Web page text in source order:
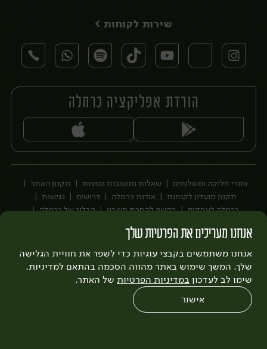
יח׳
אנחנו מעריכים את הפרטיות שלך
אנחנו משתמשים בקבצי עוגיות כדי לשפר את חוויית הגלישה
שלך. המשך שימוש באתר מהווה הסכמה בהתאם למדיניות.
שימו לב לעדכון במדיניות הפרטיות של האתר.
אישור
שירות לקוחות >
הורדת אפליקציה כרמלה
אזורי חלוקה ומשלוחים שאלות ותשובות נפוצות
תקנון האתר
תקנון מועדון לקוחות
אודות כרמלה דרושים
נגישות
כרמלה לעסקים
בקשה להסרת חשבון
הבלוג של כרמלה
עיצוב:3bearsפיתוח:Quatro